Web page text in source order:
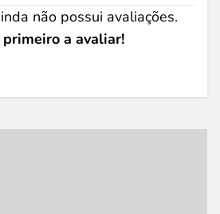
não possui avaliações.
primeiro a avaliar!